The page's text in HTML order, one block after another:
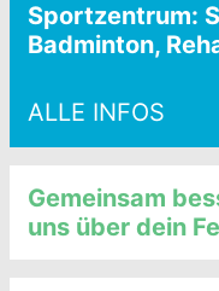
Sportzentrum:
Badminton,
ALLE INFOS
Gemeinsam
uns über dein